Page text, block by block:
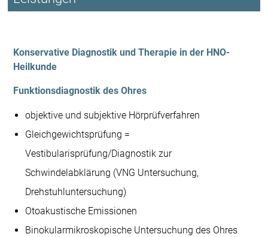
Konservative Diagnostik und Therapie in der HNO-
Heilkunde
Funktionsdiagnostik des Ohres
objektive und subjektive Hörprüfverfahren
Gleichgewichtsprüfung =
Vestibularisprüfung/Diagnostik zur
Schwindelabklärung (VNG Untersuchung,
Drehstuhluntersuchung)
Otoakustische Emissionen
Binokularmikroskopische Untersuchung des Ohres